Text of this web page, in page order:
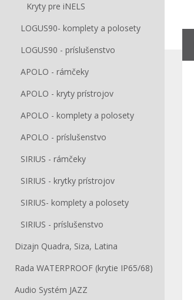
Kryty pre iNELS
LOGUS90- komplety a polosety
LOGUS90 - príslušenstvo
APOLO - rámčeky
APOLO - kryty prístrojov
APOLO - komplety a polosety
APOLO - príslušenstvo
SIRIUS - rámčeky
SIRIUS - krytky prístrojov
SIRIUS- komplety a polosety
SIRIUS - príslušenstvo
Dizajn Quadra, Siza, Latina
Rada WATERPROOF (krytie IP65/68)
Audio Systém JAZZ